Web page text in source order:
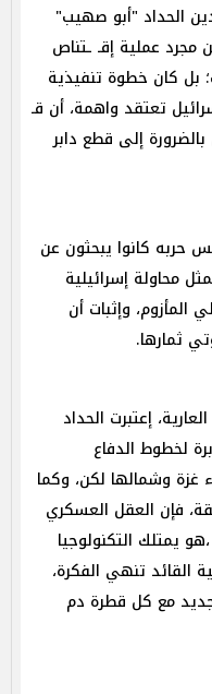
الحداد "أبو صهيب"
مجرد عملية إقـ ـتناص
بل كان خطوة تنفيذية
تعتقد واهمة، أن قـ
إلى قطع دابر
حربه كانوا يبحثون عن
محاولة إسرائيلية
المأزوم، وإثبات أن
ثمارها.
إعتبرت الحداد
لخطوط الدفاع
غزة وشمالها لكن، وكما
فإن العقل العسكري
يمتلك التكنولوجيا
القائد تنهي الفكرة،
مع كل قطرة دم